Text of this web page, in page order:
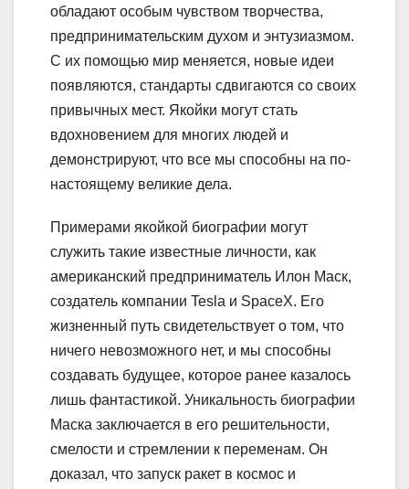
обладают особым чувством творчества,
предпринимательским духом и энтузиазмом.
С их помощью мир меняется, новые идеи
появляются, стандарты сдвигаются со своих
привычных мест. Якойки могут стать
вдохновением для многих людей и
демонстрируют, что все мы способны на по-
настоящему великие дела.
Примерами якойкой биографии могут
служить такие известные личности, как
американский предприниматель Илон Маск,
создатель компании Tesla и SpaceX. Его
жизненный путь свидетельствует о том, что
ничего невозможного нет, и мы способны
создавать будущее, которое ранее казалось
лишь фантастикой. Уникальность биографии
Маска заключается в его решительности,
смелости и стремлении к переменам. Он
доказал, что запуск ракет в космос и